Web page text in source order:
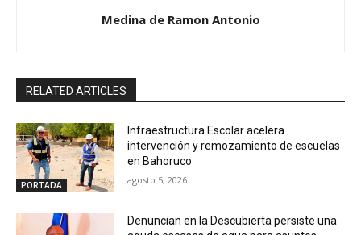
Medina de Ramon Antonio
RELATED ARTICLES
PORTADA
Infraestructura Escolar acelera
intervención y remozamiento de escuelas
en Bahoruco
agosto 5, 2026
Denuncian en la Descubierta persiste una